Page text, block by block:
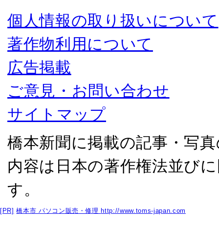
個人情報の取り扱いについて
著作物利用について
広告掲載
ご意見・お問い合わせ
サイトマップ
橋本新聞に掲載の記事・写
内容は日本の著作権法並び
す。
[PR] 橋本市 パソコン販売・修理 http://www.toms-japan.com